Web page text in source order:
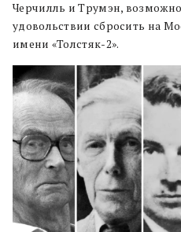
Черчилль и Трумэн,
удовольствии сбросить на
имени «Толстяк-2».